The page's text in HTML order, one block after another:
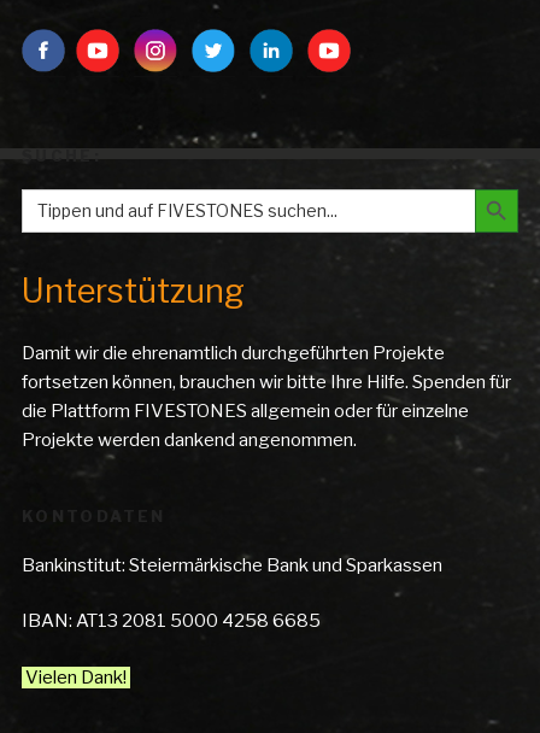
SUCHE:
Search
for:
Search
Unterstützung
Damit wir die ehrenamtlich durchgeführten Projekte
fortsetzen können, brauchen wir bitte Ihre Hilfe. Spenden für
die Plattform FIVESTONES allgemein oder für einzelne
Projekte werden dankend angenommen.
KONTODATEN
Bankinstitut: Steiermärkische Bank und Sparkassen
IBAN: AT13 2081 5000 4258 6685
Vielen Dank!